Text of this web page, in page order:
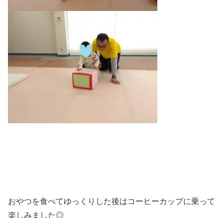
おやつを食べてゆっくりした後はコーヒーカップに乗って
楽しみました◎